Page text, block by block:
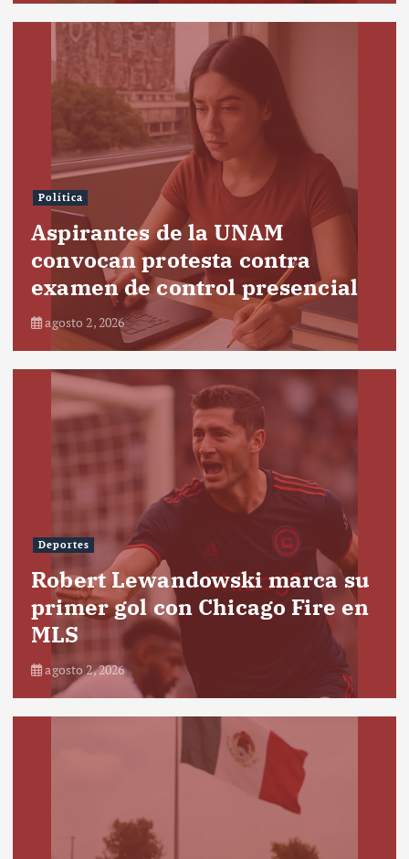
Política
Aspirantes de la UNAM
convocan protesta contra
examen de control presencial
agosto 2, 2026
Deportes
Robert Lewandowski marca su
primer gol con Chicago Fire en
MLS
agosto 2, 2026